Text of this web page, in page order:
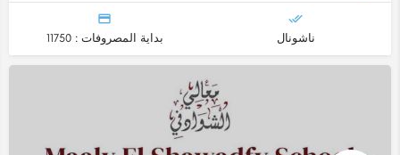
ناشونال بداية المصروفات : 11750